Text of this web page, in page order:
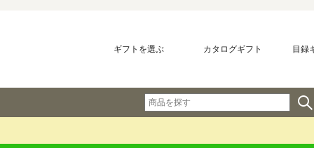
ギフトを選ぶ カタログギフト 目録